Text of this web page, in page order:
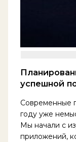
успешной
Современные
году уже
Мы начали с
приложений,